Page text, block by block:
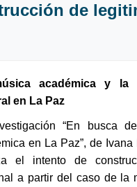
de
académica y la
en La Paz
“En busca
en La Paz”, de
el intento de
a partir del caso de la